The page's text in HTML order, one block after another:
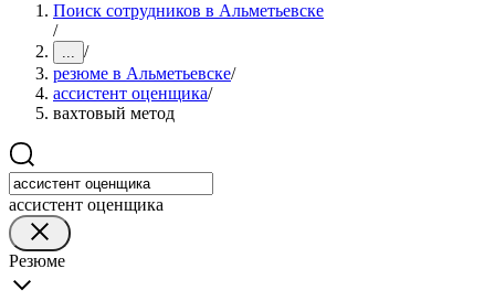
Поиск сотрудников в Альметьевске
/
... /
резюме в Альметьевске/
ассистент оценщика/
вахтовый метод
ассистент оценщика
Резюме